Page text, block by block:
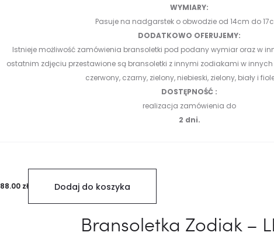
WYMIARY:
Pasuje na nadgarstek o obwodzie od 14cm do
DODATKOWO OFERUJEMY:
Istnieje możliwość zamówienia bransoletki pod podany wymiar oraz w
ostatnim zdjęciu przestawione są bransoletki z innymi zodiakami w
czerwony, czarny, zielony, niebieski, zielony, biały i
DOSTĘPNOŚĆ :
realizacja zamówienia do
2 dni.
88.00 zł Dodaj do koszyka
Bransoletka Zodiak –